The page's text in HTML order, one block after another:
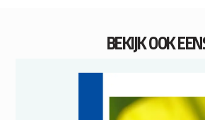
BEKIJK OOK